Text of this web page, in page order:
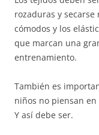
rozaduras y
cómodos y los
que marcan una
entrenamiento.
También es
niños no piensan
Y así debe ser.